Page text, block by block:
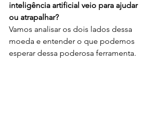
inteligência artificial veio para ajudar
ou atrapalhar?
Vamos analisar os dois lados dessa
moeda e entender o que podemos
esperar dessa poderosa ferramenta.